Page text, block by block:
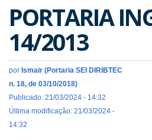
PORTARIA
14/2013
por Ismair (Portaria SEI DIRIBTEC
n. 18, de 03/10/2018)
Publicado: 21/03/2024 - 14:32
Última modificação: 21/03/2024 -
14:32